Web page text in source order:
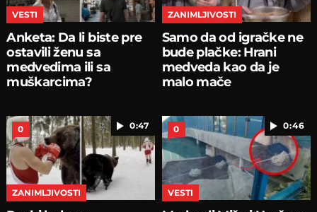
VESTI
Anketa: Da li biste pre
ostavili ženu sa
medvedima ili sa
muškarcima?
ZANIMLJIVOSTI
Samo da od igračke ne
bude plačke: Hrani
medveda kao da je
malo mače
0:47
0
ZANIMLJIVOSTI
0:46
0
VESTI